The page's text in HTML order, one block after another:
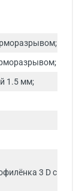
1.5 мм;
3 D с